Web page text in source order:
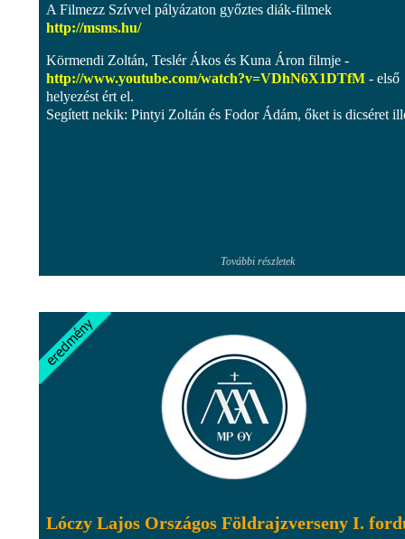
A Filmezz Szívvel pályázaton győztes diák-filmek
http://msms.hu/
Körmendi Zoltán, Teslér Ákos és Kuna Áron filmje -
http://www.youtube.com/watch?v=VDhN6X1DTfM - első
helyezést ért el.
Segített nekik: Pintyi Zoltán és Fodor Ádám, őket is dicséret
További részletek
Lóczy Lajos Országos Földrajzverseny I.